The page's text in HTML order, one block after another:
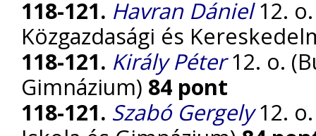
118-121. Havran Dániel12. o.
Közgazdasági és
118-121. Király Péter12. o.
Gimnázium) 84 pont
118-121. Szabó Gergely12. o.